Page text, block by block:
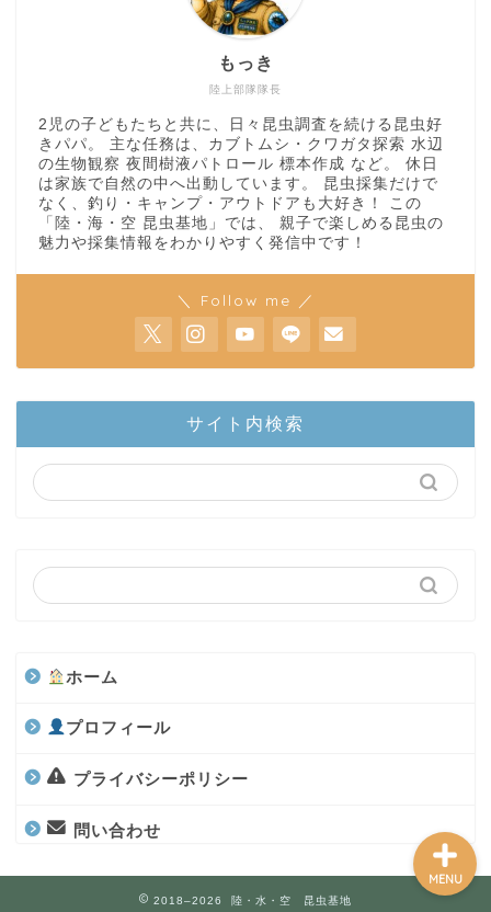
陸上部隊隊長
もっき
2児の子どもたちと共に、日々昆虫調査を続ける昆虫好
きパパ。 主な任務は、カブトムシ・クワガタ探索 水辺
の生物観察 夜間樹液パトロール 標本作成 など。 休日
は家族で自然の中へ出動しています。 昆虫採集だけで
なく、釣り・キャンプ・アウトドアも大好き！ この
「陸・海・空 昆虫基地」では、 親子で楽しめる昆虫の
魅力や採集情報をわかりやすく発信中です！
＼ Follow me ／
サイト内検索
ホーム
プロフィール
プライバシーポリシー
問い合わせ
2018–2026 陸・水・空 昆虫基地
MENU
陸上部隊
世界のカブトムシ